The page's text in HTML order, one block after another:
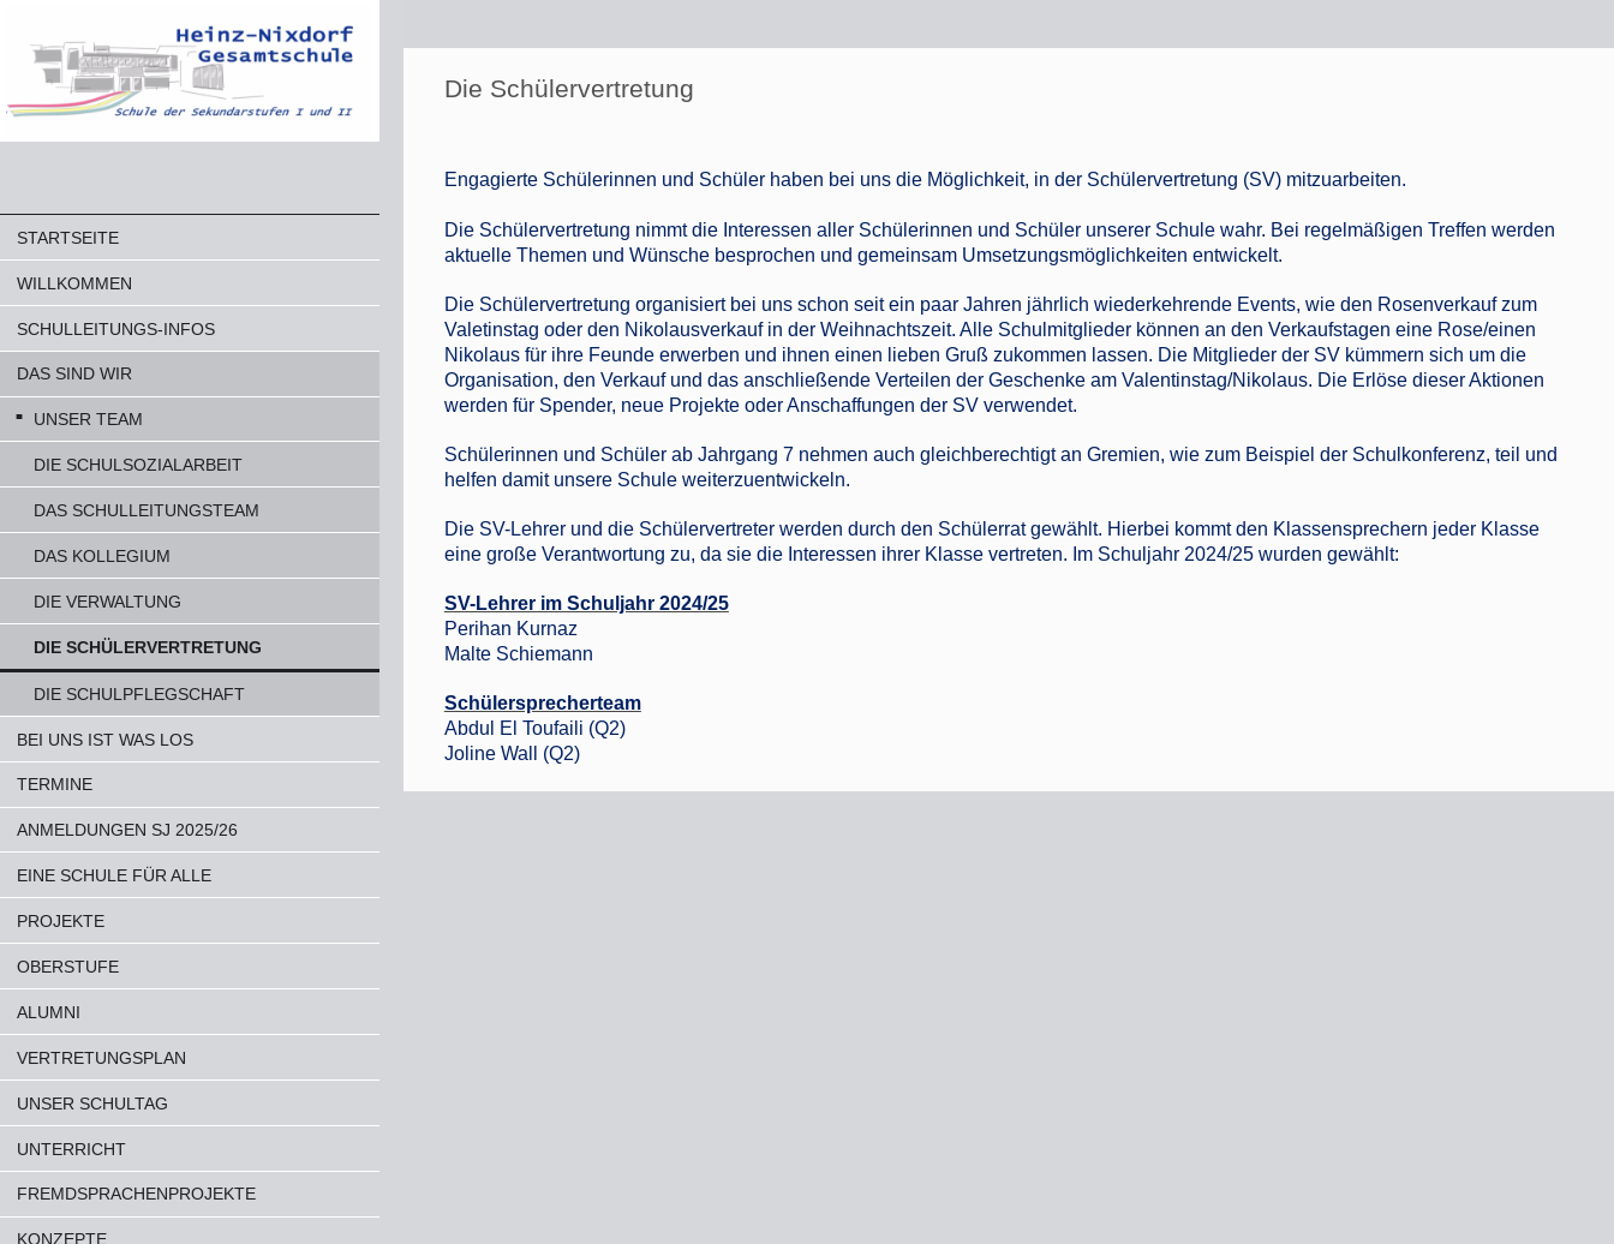
STARTSEITE
WILLKOMMEN
SCHULLEITUNGS-INFOS
DAS SIND WIR
UNSER TEAM
DIE SCHULSOZIALARBEIT
DAS SCHULLEITUNGSTEAM
DAS KOLLEGIUM
DIE VERWALTUNG
DIE SCHÜLERVERTRETUNG
DIE SCHULPFLEGSCHAFT
BEI UNS IST WAS LOS
TERMINE
ANMELDUNGEN SJ 2025/26
EINE SCHULE FÜR ALLE
PROJEKTE
OBERSTUFE
ALUMNI
VERTRETUNGSPLAN
UNSER SCHULTAG
UNTERRICHT
FREMDSPRACHENPROJEKTE
KONZEPTE
Die Schülervertretung
Engagierte Schülerinnen und Schüler haben bei uns die Möglichkeit, in der Schülervertretung (SV) mitzuarbeiten.
Die Schülervertretung nimmt die Interessen aller Schülerinnen und Schüler unserer Schule wahr. Bei regelmäßigen Treffen werden
aktuelle Themen und Wünsche besprochen und gemeinsam Umsetzungsmöglichkeiten entwickelt.
Die Schülervertretung organisiert bei uns schon seit ein paar Jahren jährlich wiederkehrende Events, wie den Rosenverkauf zum
Valetinstag oder den Nikolausverkauf in der Weihnachtszeit. Alle Schulmitglieder können an den Verkaufstagen eine Rose/einen
Nikolaus für ihre Feunde erwerben und ihnen einen lieben Gruß zukommen lassen. Die Mitglieder der SV kümmern sich um die
Organisation, den Verkauf und das anschließende Verteilen der Geschenke am Valentinstag/Nikolaus. Die Erlöse dieser Aktionen
werden für Spender, neue Projekte oder Anschaffungen der SV verwendet.
Schülerinnen und Schüler ab Jahrgang 7 nehmen auch gleichberechtigt an Gremien, wie zum Beispiel der Schulkonferenz, teil und
helfen damit unsere Schule weiterzuentwickeln.
Die SV-Lehrer und die Schülervertreter werden durch den Schülerrat gewählt. Hierbei kommt den Klassensprechern jeder Klasse
eine große Verantwortung zu, da sie die Interessen ihrer Klasse vertreten. Im Schuljahr 2024/25 wurden gewählt:
SV-Lehrer im Schuljahr 2024/25
Perihan Kurnaz
Malte Schiemann
Schülersprecherteam
Abdul El Toufaili (Q2)
Joline Wall (Q2)